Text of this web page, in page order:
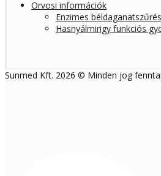
Orvosi információk
Enzimes béldaganatszűrés
Hasnyálmirigy funkciós
Sunmed Kft. 2026 © Minden jog